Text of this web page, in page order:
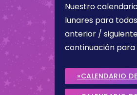
Nuestro
lunares para
anterior /
continuación para
»CALENDARIO